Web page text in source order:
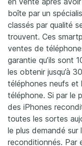
boîte par un
classés par qualité
trouvent. Ces
ventes de
garantie qu’ils sont
les obtenir jusqu’à
téléphones neufs et
téléphone. Si par le
des iPhones
toutes les sortes
le plus demandé
reconditionnés. Par